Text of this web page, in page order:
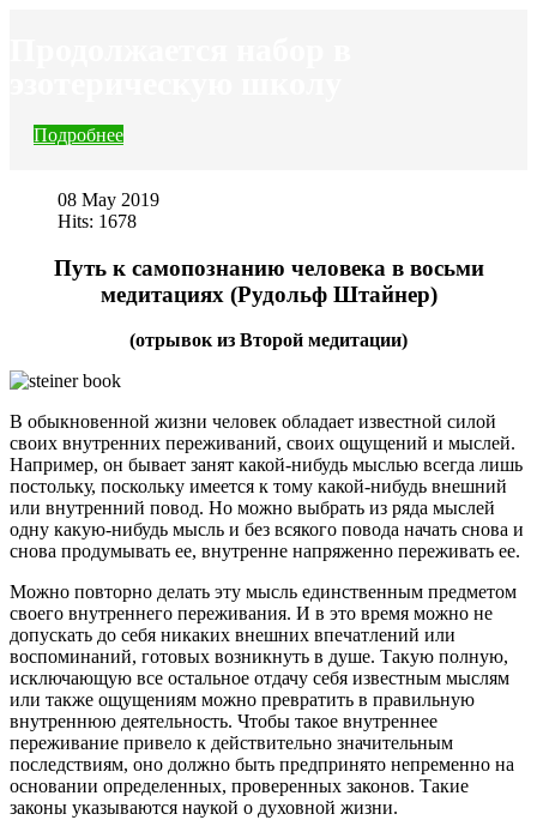
Подробнее
08 May 2019
Hits: 1678
Путь к самопознанию человека в восьми
медитациях (Рудольф Штайнер)
(отрывок из Второй медитации)
В обыкновенной жизни человек обладает известной силой
своих внутренних переживаний, своих ощущений и мыслей.
Например, он бывает занят какой-нибудь мыслью всегда лишь
постольку, поскольку имеется к тому какой-нибудь внешний
или внутренний повод. Но можно выбрать из ряда мыслей
одну какую-нибудь мысль и без всякого повода начать снова и
снова продумывать ее, внутренне напряженно переживать ее.
Можно повторно делать эту мысль единственным предметом
своего внутреннего переживания. И в это время можно не
допускать до себя никаких внешних впечатлений или
воспоминаний, готовых возникнуть в душе. Такую полную,
исключающую все остальное отдачу себя известным мыслям
или также ощущениям можно превратить в правильную
внутреннюю деятельность. Чтобы такое внутреннее
переживание привело к действительно значительным
последствиям, оно должно быть предпринято непременно на
основании определенных, проверенных законов. Такие
законы указываются наукой о духовной жизни.